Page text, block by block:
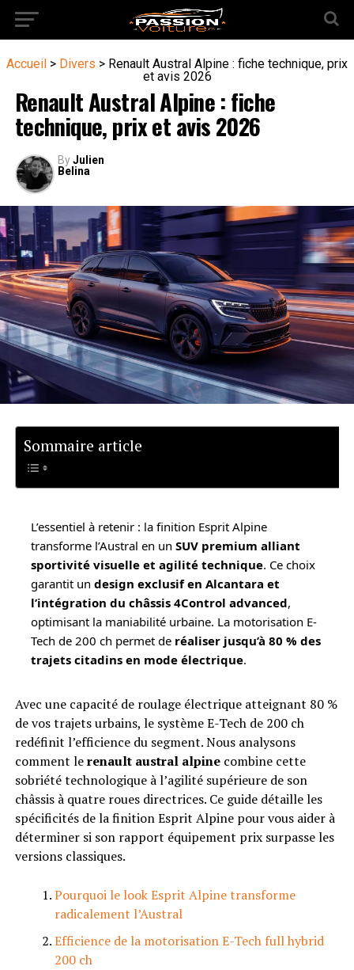
Accueil > Divers > Renault Austral Alpine : fiche technique, prix
et avis 2026
Renault Austral Alpine : fiche
technique, prix et avis 2026
By Julien
Belina
Sommaire article
L’essentiel à retenir : la finition Esprit Alpine
transforme l’Austral en un SUV premium alliant
sportivité visuelle et agilité technique. Ce choix
garantit un design exclusif en Alcantara et
l’intégration du châssis 4Control advanced,
optimisant la maniabilité urbaine. La motorisation E-
Tech de 200 ch permet de réaliser jusqu’à 80 % des
trajets citadins en mode électrique.
Avec une capacité de roulage électrique atteignant 80 %
de vos trajets urbains, le système E-Tech de 200 ch
redéfinit l’efficience du segment. Nous analysons
comment lerenault austral alpinecombine cette
sobriété technologique à l’agilité supérieure de son
châssis à quatre roues directrices. Ce guide détaille les
spécificités de la finition Esprit Alpine pour vous aider à
déterminer si son rapport équipement prix surpasse les
versions classiques.
Pourquoi le look Esprit Alpine transforme
radicalement l’Austral
Efficience de la motorisation E-Tech full hybrid
200 ch